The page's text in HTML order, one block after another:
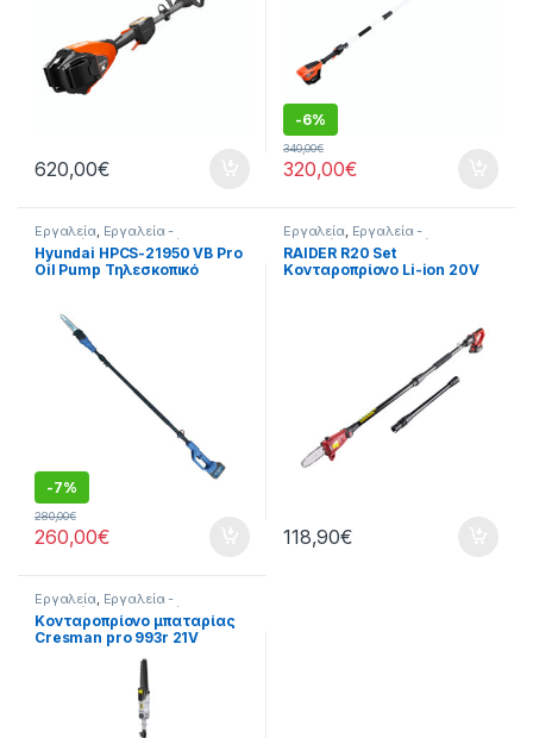
Μπορντούρας Μπαταρίας
620,00€
-6%
320,00€
340,00€
Εργαλεία, Εργαλεία -
Μηχανήματα ,Εργαλεία
Μπαταρίας,Κονταροπρίονα
Μπαταρίας
Hyundai HPCS-21950 VB Pro
Oil Pump Τηλεσκοπικό
-7%
260,00€
280,00€
Εργαλεία, Εργαλεία -
Μηχανήματα ,Εργαλεία
Μπαταρίας,Κονταροπρίονα
Κονταροπρίονα Μπαταρίας
RAIDER R20 Set
Κονταροπρίονο Li-ion 20V
118,90€
Εργαλεία, Εργαλεία -
Μηχανήματα , Εργαλεία
Μπαταρίας,Κονταροπρίονα
Μπαταρίας
Κονταροπρίονο μπαταρίας
Cresman pro 993r 21V